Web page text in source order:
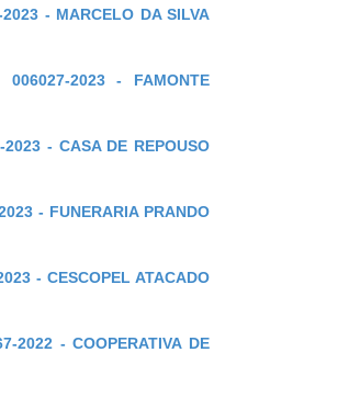
- MARCELO DA SILVA
2023 - FAMONTE
- CASA DE REPOUSO
- FUNERARIA PRANDO
- CESCOPEL ATACADO
2022 - COOPERATIVA DE